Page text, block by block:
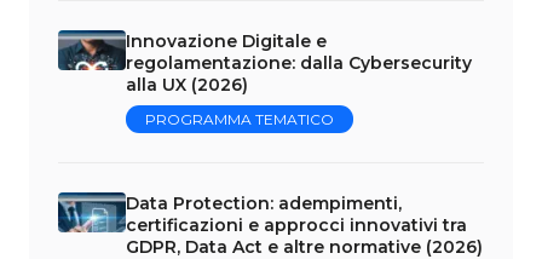
Innovazione Digitale e
regolamentazione: dalla Cybersecurity
alla UX (2026)
PROGRAMMA TEMATICO
Data Protection: adempimenti,
certificazioni e approcci innovativi tra
GDPR, Data Act e altre normative (2026)